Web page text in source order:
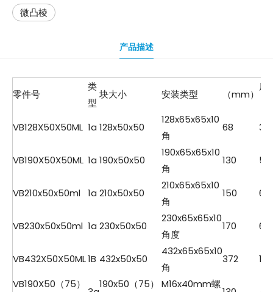
微凸棱
产品描述
零件号
类
型
块大小 安装类型 （mm）
质
VB128X50X50ML 1a 128x50x50
128x65x65x10
角
68 3.7
VB190X50X50ML 1a 190x50x50
190x65x65x10
角
130 5.4
VB210x50x50ml 1a 210x50x50
210x65x65x10
角
150 6.0
VB230x50x50ml 1a 230x50x50
230x65x65x10
角度
170 6.6
VB432X50X50ML1B 432x50x50
432x65x65x10
角
372
VB190X50（75）
190x50（75）
M16x40mm螺